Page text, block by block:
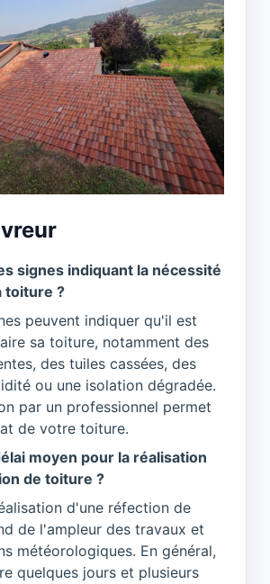
signes indiquant la nécessité
toiture ?
peuvent indiquer qu'il est
sa toiture, notamment des
des tuiles cassées, des
ou une isolation dégradée.
par un professionnel permet
de votre toiture.
moyen pour la réalisation
de toiture ?
d'une réfection de
de l'ampleur des travaux et
météorologiques. En général,
quelques jours et plusieurs